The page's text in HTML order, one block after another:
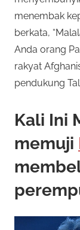
menembak
berkata,
Anda orang
rakyat
pendukung
Kali Ini
memuji